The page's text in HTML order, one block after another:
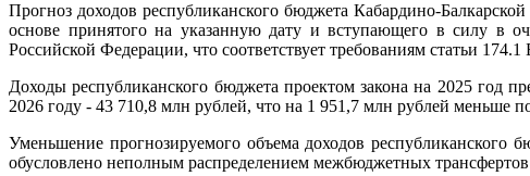
Прогноз доходов республиканского бюджета Кабардино-
основе принятого на указанную дату и вступающего в силу в
Российской Федерации, что соответствует требованиям статьи
Доходы республиканского бюджета проектом закона на 2025 год
2026 году - 43 710,8 млн рублей, что на 1 951,7 млн рублей меньше
Уменьшение прогнозируемого объема доходов республиканского
обусловлено неполным распределением межбюджетных